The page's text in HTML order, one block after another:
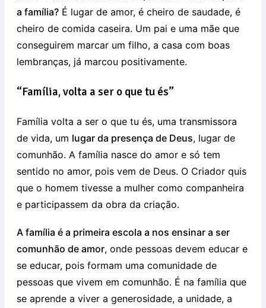
a família? É lugar de amor, é cheiro de saudade, é
cheiro de comida caseira. Um pai e uma mãe que
conseguirem marcar um filho, a casa com boas
lembranças, já marcou positivamente.
“Família, volta a ser o que tu és”
Família volta a ser o que tu és, uma transmissora
de vida, um lugar da presença de Deus, lugar de
comunhão. A família nasce do amor e só tem
sentido no amor, pois vem de Deus. O Criador quis
que o homem tivesse a mulher como companheira
e participassem da obra da criação.
A família é a primeira escola a nos ensinar a ser
comunhão de amor, onde pessoas devem educar e
se educar, pois formam uma comunidade de
pessoas que vivem em comunhão. É na família que
se aprende a viver a generosidade, a unidade, a